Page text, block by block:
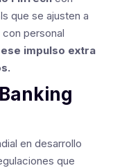
que se ajusten a
personal
impulso extra
en desarrollo
que